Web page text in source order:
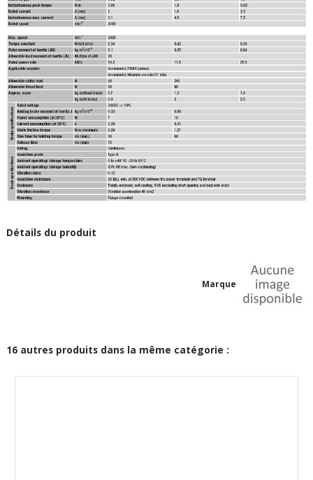
Détails du produit
Marque
16 autres produits dans la même catégorie :